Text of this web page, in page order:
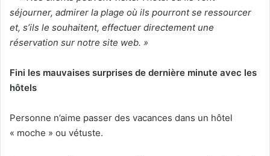
séjourner, admirer la plage où ils pourront se ressourcer
et, s’ils le souhaitent, effectuer directement une
réservation sur notre site web. »
Fini les mauvaises surprises de dernière minute avec les
hôtels
Personne n’aime passer des vacances dans un hôtel
« moche » ou vétuste.